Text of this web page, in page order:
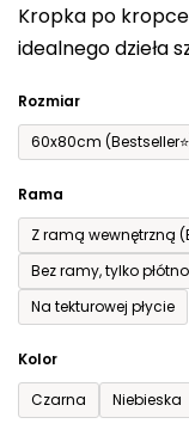
Kropka po
idealnego dzieła
Rozmiar
60x80cm
Rama
Z ramą wewnętrzną
Bez ramy, tylko płótno
Na tekturowej płycie
Kolor
Czarna
Niebieska